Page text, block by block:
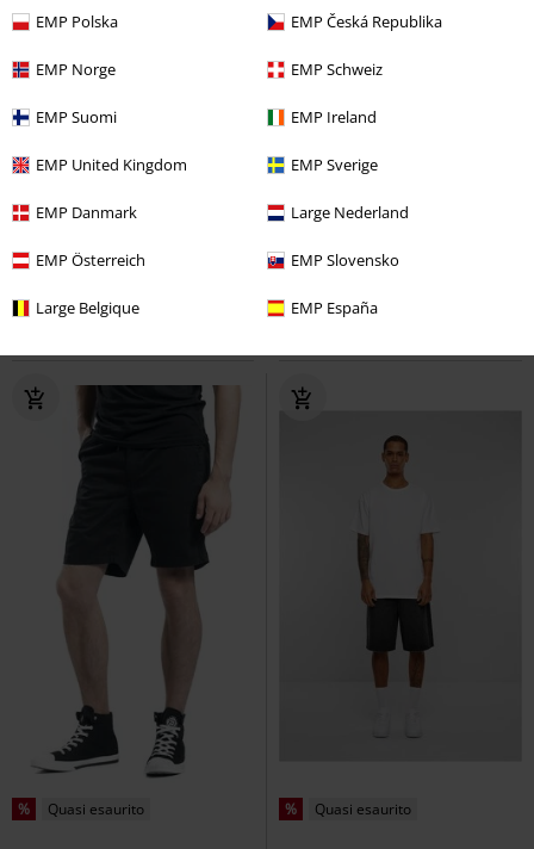
EMP Polska EMP Česká Republika
EMP Norge EMP Schweiz
EMP Suomi EMP Ireland
EMP United Kingdom EMP Sverige
EMP Danmark Large Nederland
EMP Österreich EMP Slovensko
Large Belgique EMP España
15,99 €
Washed Piped Shorts
Classics
Shorts
16,99 €
Ladies High Waist Cycle Shorts
Urban Classics
% Quasi esaurito % Quasi esaurito